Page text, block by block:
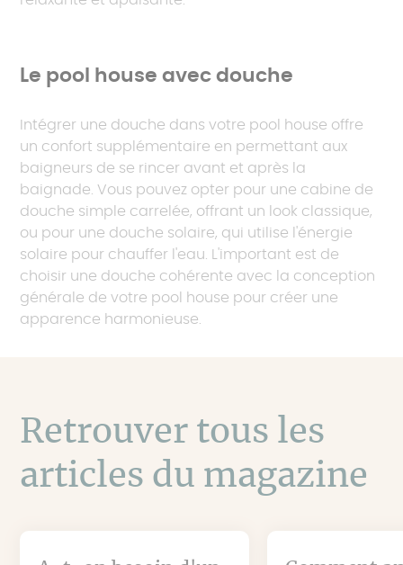
Le pool house avec douche
Intégrer une douche dans votre pool house offre
un confort supplémentaire en permettant aux
baigneurs de se rincer avant et après la
baignade. Vous pouvez opter pour une cabine de
douche simple carrelée, offrant un look classique,
ou pour une douche solaire, qui utilise l'énergie
solaire pour chauffer l'eau. L'important est de
choisir une douche cohérente avec la conception
générale de votre pool house pour créer une
apparence harmonieuse.
Retrouver tous les
articles du magazine